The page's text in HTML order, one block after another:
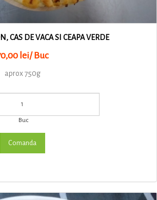
CAS DE VACA SI CEAPA VERDE
lei/ Buc
aprox 750g
Buc